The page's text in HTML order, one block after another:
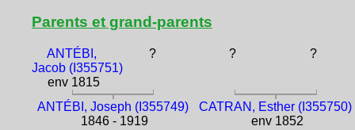
Parents et grand-parents
ANTÉBI,
Jacob (I355751)
env 1815
? ? ?
ANTÉBI, Joseph (I355749)
1846 - 1919
CATRAN, Esther (I355750)
env 1852